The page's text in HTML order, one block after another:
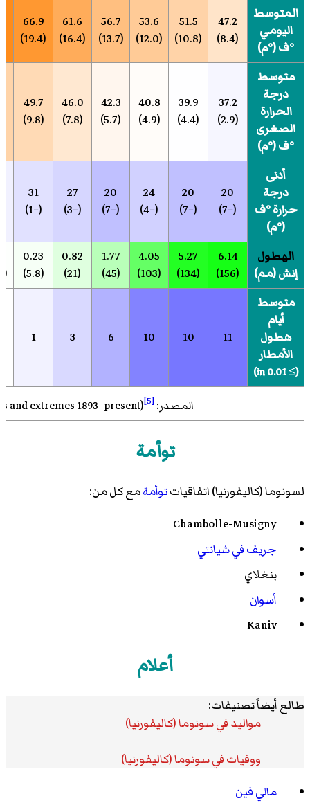
المتوسط
اليومي
°ف (°م)
47.2
(8.4)
51.5
(10.8)
53.6
(12.0)
56.7
(13.7)
61.6
(16.4)
66.9
(19.4)
متوسط
درجة
الحرارة
الصغرى
°ف (°م)
37.2
(2.9)
39.9
(4.4)
40.8
(4.9)
42.3
(5.7)
46.0
(7.8)
49.7
(9.8)
(10.7)
أدنى
درجة
حرارة °ف
(°م)
20
(−7)
20
(−7)
24
(−4)
20
(−7)
27
(−3)
31
(−1)
الهطول
إنش (مم)
6.14
(156)
5.27
(134)
4.05
(103)
1.77
(45)
0.82
(21)
0.23
(5.8)
(0.76)
متوسط
أيام
هطول
الأمطار
(≥ 0.01 in)
11
10
10
6
3
1
المصدر: Western Regional Climate Center (normals and extremes 1893–present)[5]
توأمة
لسونوما (كاليفورنيا) اتفاقياتتوأمةمع كل من:
Chambolle-Musigny
جريف في شيانتي
بنغلاي
أسوان
Kaniv
أعلام
طالع أيضاً تصنيفات:
مواليد في سونوما (كاليفورنيا)
ووفيات في سونوما (كاليفورنيا)
مالي فين